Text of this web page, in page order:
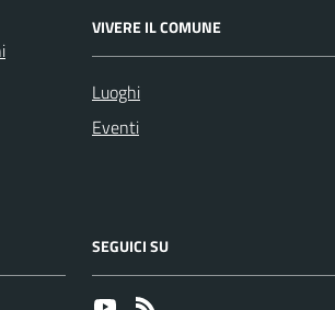
VIVERE IL COMUNE
Luoghi
Eventi
SEGUICI SU